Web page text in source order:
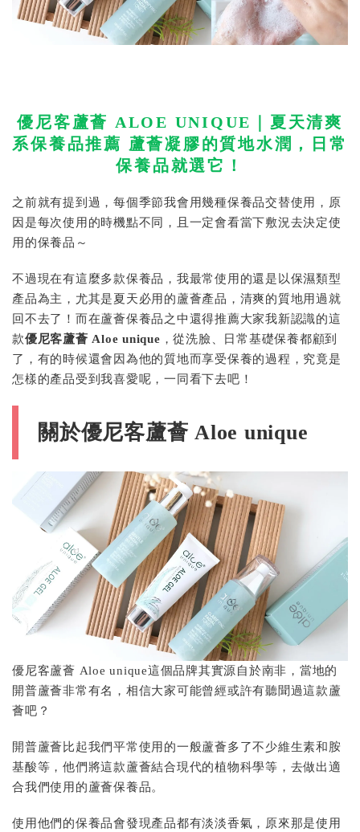
優尼客蘆薈 ALOE UNIQUE｜夏天清爽
系保養品推薦 蘆薈凝膠的質地水潤，日常
保養品就選它！
之前就有提到過，每個季節我會用幾種保養品交替使用，原
因是每次使用的時機點不同，且一定會看當下敷況去決定使
用的保養品～
不過現在有這麼多款保養品，我最常使用的還是以保濕類型
產品為主，尤其是夏天必用的蘆薈產品，清爽的質地用過就
回不去了！而在蘆薈保養品之中還得推薦大家我新認識的這
款優尼客蘆薈 Aloe unique ，從洗臉、日常基礎保養都顧到
了，有的時候還會因為他的質地而享受保養的過程，究竟是
怎樣的產品受到我喜愛呢，一同看下去吧！
關於優尼客蘆薈 Aloe unique
優尼客蘆薈 Aloe unique這個品牌其實源自於南非，當地的
開普蘆薈非常有名，相信大家可能曾經或許有聽聞過這款蘆
薈吧？
開普蘆薈比起我們平常使用的一般蘆薈多了不少維生素和胺
基酸等，他們將這款蘆薈結合現代的植物科學等，去做出適
合我們使用的蘆薈保養品。
使用他們的保養品會發現產品都有淡淡香氣，原來那是使用